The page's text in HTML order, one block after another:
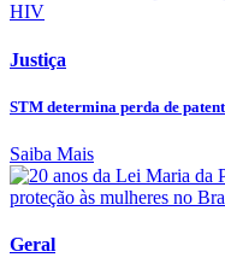
Justiça
STM determina perda de
Saiba Mais
Geral